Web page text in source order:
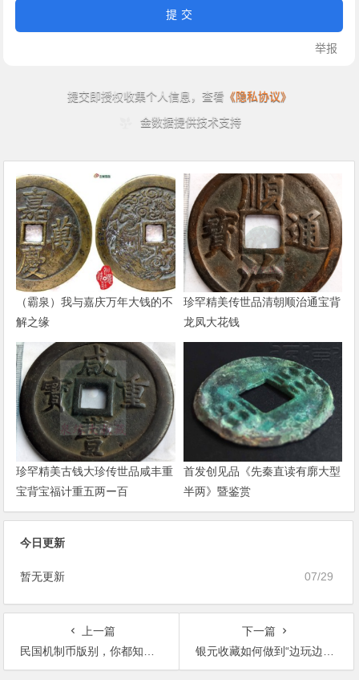
（霸泉）我与嘉庆万年大钱的不
解之缘
珍罕精美传世品清朝顺治通宝背
龙凤大花钱
珍罕精美古钱大珍传世品咸丰重
宝背宝福计重五两ー百
首发创见品《先秦直读有廓大型
半两》暨鉴赏
今日更新
07/29
暂无更新
上一篇
民国机制币版别，你都知道了吗？
下一篇
银元收藏如何做到“边玩边赚钱”？